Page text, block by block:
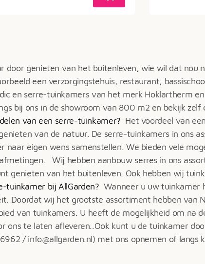
genieten van het buitenleven, wie wil dat nou
een verzorgingstehuis, restaurant,
en serre-tuinkamers van het merk Hoklartherm en
bij ons in de showroom van 800 m2 en bekijk zelf
van een serre-tuinkamer? Het voordeel van
van de natuur. De serre-tuinkamers in ons
eigen wens samenstellen. We bieden vele
Wij hebben aanbouw serres in ons
genieten van het buitenleven. Ook hebben wij
tuinkamer bij AllGarden? Wanneer u uw tuinkamer
Doordat wij het grootste assortiment hebben van
van tuinkamers. U heeft de mogelijkheid om na
ons te laten afleveren..Ook kunt u de tuinkamer
/ info@allgarden.nl) met ons opnemen of langs